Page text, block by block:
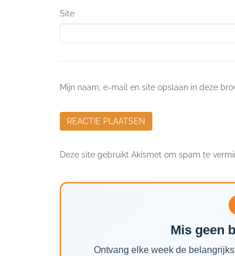
Site
Mijn naam, e-mail en site opslaan in deze
Deze site gebruikt Akismet om spam te
Mis geen
Ontvang elke week de